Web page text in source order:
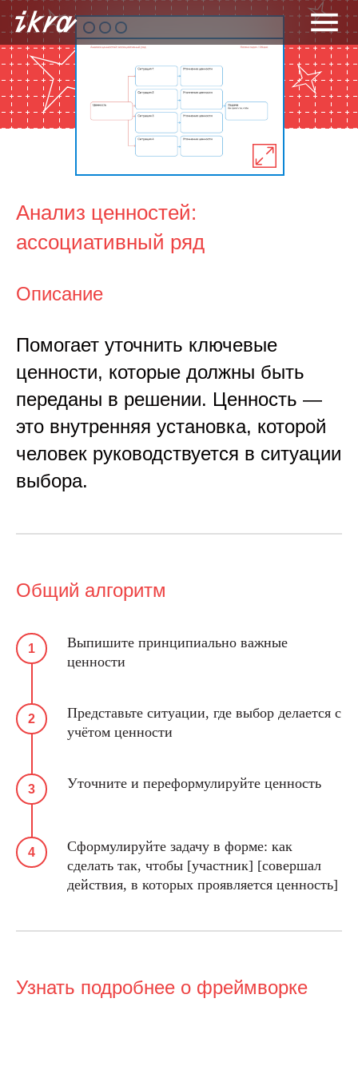
Анализ ценностей:
ассоциативный ряд
Описание
Помогает уточнить ключевые
ценности, которые должны быть
переданы в решении. Ценность —
это внутренняя установка, которой
человек руководствуется в ситуации
выбора.
Общий алгоритм
Выпишите принципиально важные
ценности
Представьте ситуации, где выбор делается с
учётом ценности
Уточните и переформулируйте ценность
Сформулируйте задачу в форме: как
сделать так, чтобы [участник] [совершал
действия, в которых проявляется ценность]
Узнать подробнее о фреймворке